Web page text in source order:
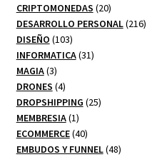
productos
CRIPTOMONEDAS 2020
productos
DESARROLLO PERSONAL 216216
DISEÑO 103103
productos
INFORMATICA 3131
MAGIA 33
productos
DRONES 44
productos
DROPSHIPPING 2525
MEMBRESIA 11
producto
ECOMMERCE 4040
productos
EMBUDOS Y FUNNEL 4848